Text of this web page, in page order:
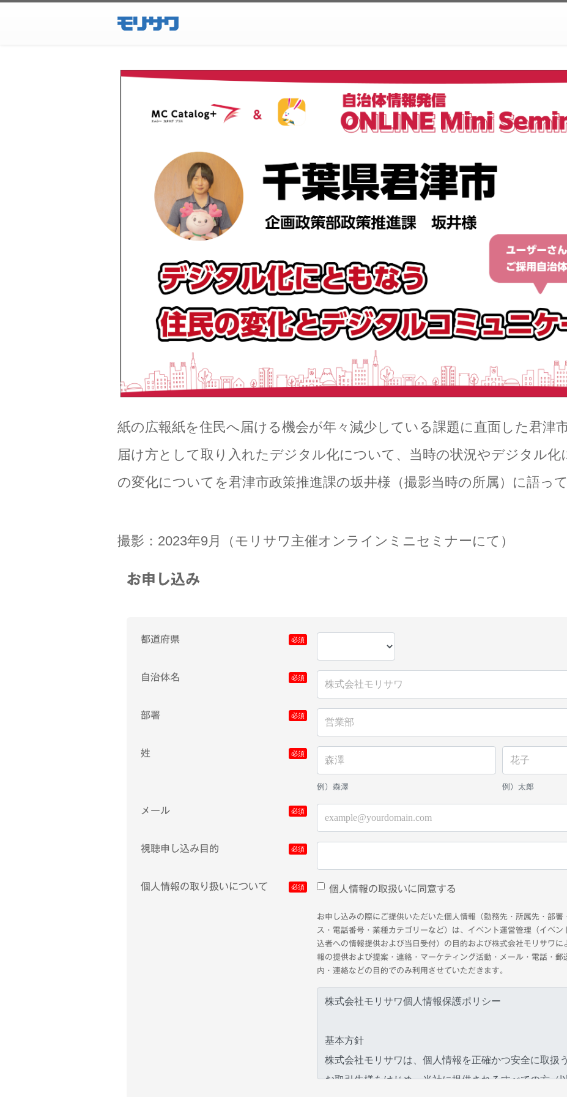
紙の広報紙を住民へ届ける機会が年々減少している課題に直面した君津
届け方として取り入れたデジタル化について、当時の状況やデジタル化
の変化についてを君津市政策推進課の坂井様（撮影当時の所属）に語っ
撮影：2023年9月（モリサワ主催オンラインミニセミナーにて）
お申し込み
都道府県
自治体名
部署
姓
例）森澤 例）太郎
メール
視聴申し込み目的
個人情報の取り扱いについて 個人情報の取扱いに同意する
お申し込みの際にご提供いただいた個人情報（勤務先・所属先・部署
ス・電話番号・業種カテゴリーなど）は、イベント運営管理（イベ
込者への情報提供および当日受付）の目的および株式会社モリサワ
報の提供および提案・連絡・マーケティング活動・メール・電話・
内・連絡などの目的でのみ利用させていただきます。